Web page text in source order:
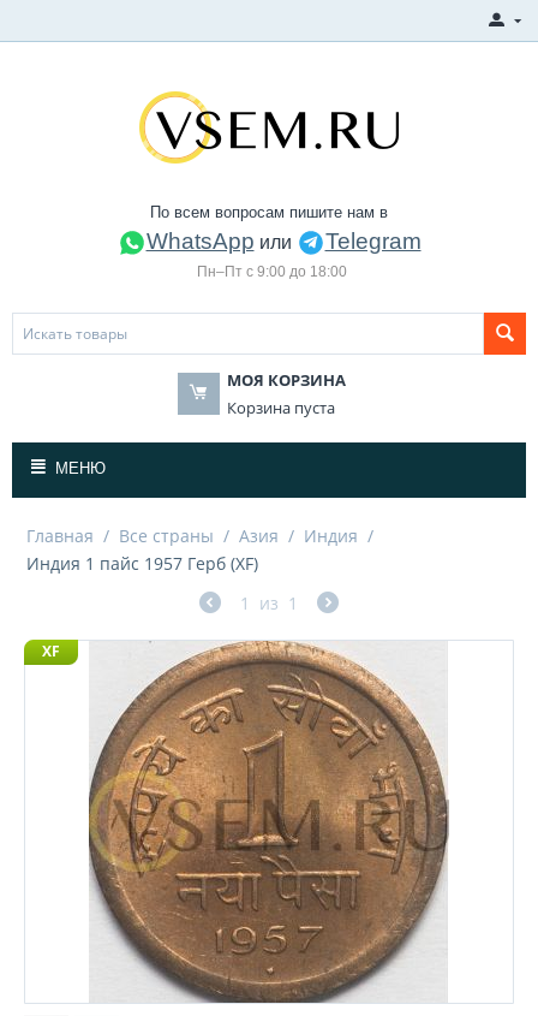
По всем вопросам пишите нам в
WhatsApp или Telegram
Пн–Пт с 9:00 до 18:00
МОЯ КОРЗИНА
Корзина пуста
МЕНЮ
Главная / Все страны / Азия / Индия /
Индия 1 пайс 1957 Герб (XF)
1
из 1
XF